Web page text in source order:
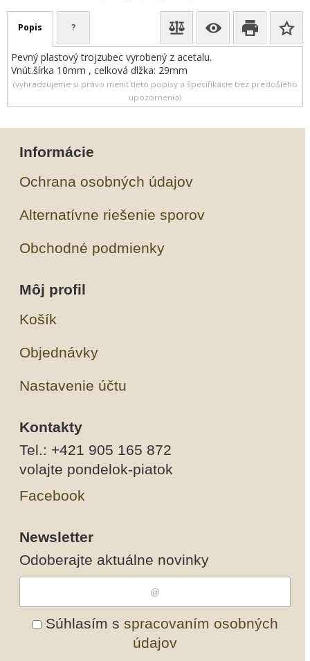
Popis ?
Pevný plastový trojzubec vyrobený z acetalu.
Vnút.šírka 10mm , celková dlžka: 29mm
(vyhradzujeme si právo meniť tieto popisy a špecifikácie bez predošlého
upozornenia)
Informácie
Ochrana osobných údajov
Alternatívne riešenie sporov
Obchodné podmienky
Môj profil
Košík
Objednávky
Nastavenie účtu
Kontakty
Tel.: +421 905 165 872
volajte pondelok-piatok
Facebook
Newsletter
Odoberajte aktuálne novinky
Súhlasím s spracovaním osobných
údajov